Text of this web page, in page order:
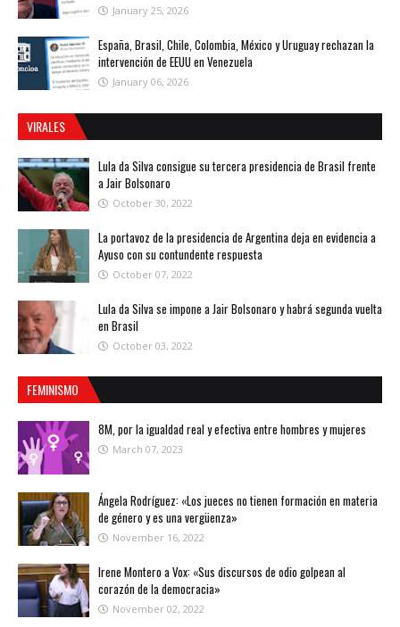
January 25, 2026
España, Brasil, Chile, Colombia, México y Uruguay rechazan la
intervención de EEUU en Venezuela
January 06, 2026
VIRALES
Lula da Silva consigue su tercera presidencia de Brasil frente
a Jair Bolsonaro
October 30, 2022
La portavoz de la presidencia de Argentina deja en evidencia a
Ayuso con su contundente respuesta
October 07, 2022
Lula da Silva se impone a Jair Bolsonaro y habrá segunda vuelta
en Brasil
October 03, 2022
FEMINISMO
8M, por la igualdad real y efectiva entre hombres y mujeres
March 07, 2023
Ángela Rodríguez: «Los jueces no tienen formación en materia
de género y es una vergüenza»
November 16, 2022
Irene Montero a Vox: «Sus discursos de odio golpean al
corazón de la democracia»
November 02, 2022